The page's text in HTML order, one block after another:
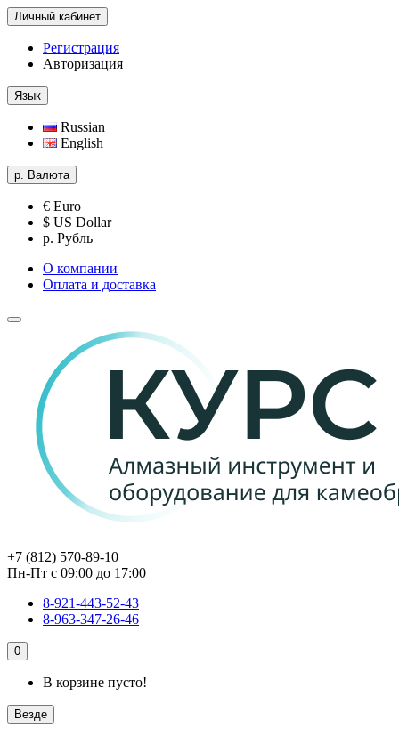
Личный кабинет
Регистрация
Авторизация
Язык
Russian
English
р. Валюта
€ Euro
$ US Dollar
р. Рубль
О компании
Оплата и доставка
+7 (812) 570-89-10
Пн-Пт с 09:00 до 17:00
8-921-443-52-43
8-963-347-26-46
0
В корзине пусто!
Везде